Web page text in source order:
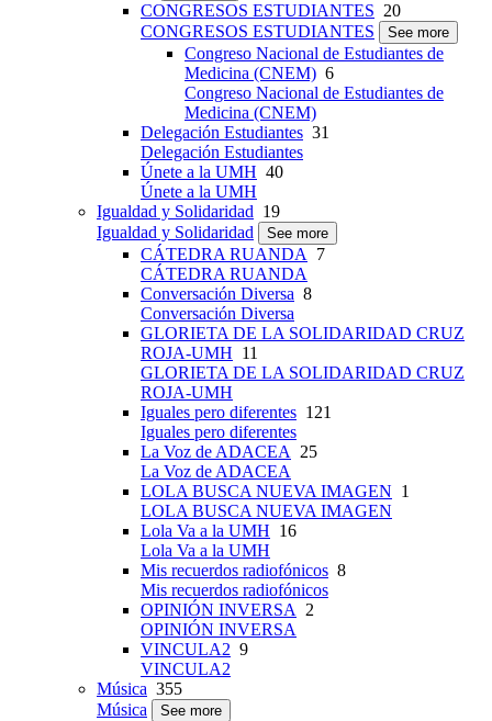
CONGRESOS ESTUDIANTES 20
CONGRESOS ESTUDIANTES
See more
Congreso Nacional de Estudiantes de
Medicina (CNEM) 6
Congreso Nacional de Estudiantes de
Medicina (CNEM)
Delegación Estudiantes 31
Delegación Estudiantes
Únete a la UMH 40
Únete a la UMH
Igualdad y Solidaridad 19
Igualdad y Solidaridad
See more
CÁTEDRA RUANDA
7
CÁTEDRA RUANDA
Conversación Diversa 8
Conversación Diversa
GLORIETA DE LA SOLIDARIDAD CRUZ
ROJA-UMH 11
GLORIETA DE LA SOLIDARIDAD CRUZ
ROJA-UMH
Iguales pero diferentes 121
Iguales pero diferentes
La Voz de ADACEA
25
La Voz de ADACEA
LOLA BUSCA NUEVA IMAGEN 1
LOLA BUSCA NUEVA IMAGEN
Lola Va a la UMH 16
Lola Va a la UMH
Mis recuerdos radiofónicos 8
Mis recuerdos radiofónicos
OPINIÓN INVERSA
2
OPINIÓN INVERSA
VINCULA2 9
VINCULA2
Música 355
Música
See more